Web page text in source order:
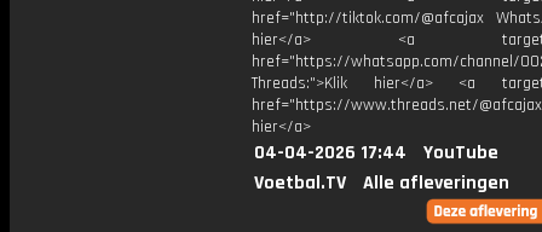
href="http://tiktok.com/@afcajax
hier</a> <a
href="https://whatsapp.com/channel/
Threads:">Klik hier</a> <a
href="https://www.threads.net/
hier</a>
04-04-2026 17:44
YouTube
Voetbal.TV
Alle afleveringen